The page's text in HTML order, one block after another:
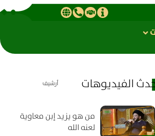
الفيديوهات أرشيف
من هو يزيد إبن معاوية
لعنه الله